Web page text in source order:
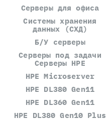
Серверы для офиса
Системы хранения
данных (СХД)
Б/У серверы
Серверы под задачи
Серверы HPE
HPE Microserver
HPE DL380 Gen11
HPE DL360 Gen11
HPE DL380 Gen10 Plus